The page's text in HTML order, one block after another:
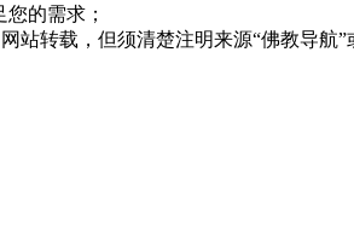
的需求；
转载，但须清楚注明来源“佛教导航”